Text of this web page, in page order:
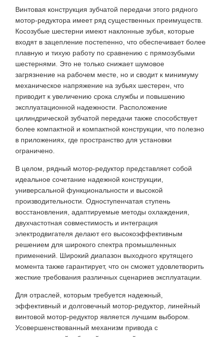
Винтовая конструкция зубчатой ​​передачи этого рядного
мотор-редуктора имеет ряд существенных преимуществ.
Косозубые шестерни имеют наклонные зубья, которые
входят в зацепление постепенно, что обеспечивает более
плавную и тихую работу по сравнению с прямозубыми
шестернями. Это не только снижает шумовое
загрязнение на рабочем месте, но и сводит к минимуму
механическое напряжение на зубьях шестерен, что
приводит к увеличению срока службы и повышению
эксплуатационной надежности. Расположение
цилиндрической зубчатой ​​передачи также способствует
более компактной и компактной конструкции, что полезно
в приложениях, где пространство для установки
ограничено.
В целом, рядный мотор-редуктор представляет собой
идеальное сочетание надежной конструкции,
универсальной функциональности и высокой
производительности. Одноступенчатая ступень
восстановления, адаптируемые методы охлаждения,
двухчастотная совместимость и интеграция
электродвигателя делают его высокоэффективным
решением для широкого спектра промышленных
применений. Широкий диапазон выходного крутящего
момента также гарантирует, что он сможет удовлетворить
жесткие требования различных сценариев эксплуатации.
Для отраслей, которым требуется надежный,
эффективный и долговечный мотор-редуктор, линейный
винтовой мотор-редуктор является лучшим выбором.
Усовершенствованный механизм привода с